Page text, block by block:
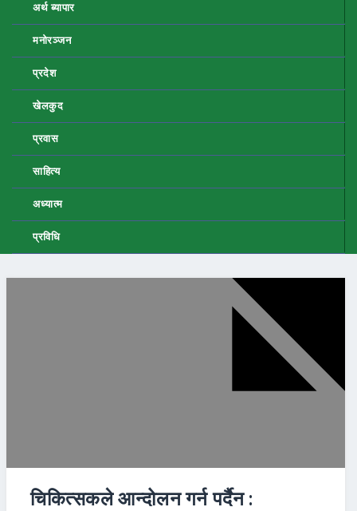
अर्थ ब्यापार
मनोरञ्जन
प्रदेश
खेलकुद
प्रवास
साहित्य
अध्यात्म
प्रविधि
चिकित्सकले आन्दोलन गर्न पर्दैन :